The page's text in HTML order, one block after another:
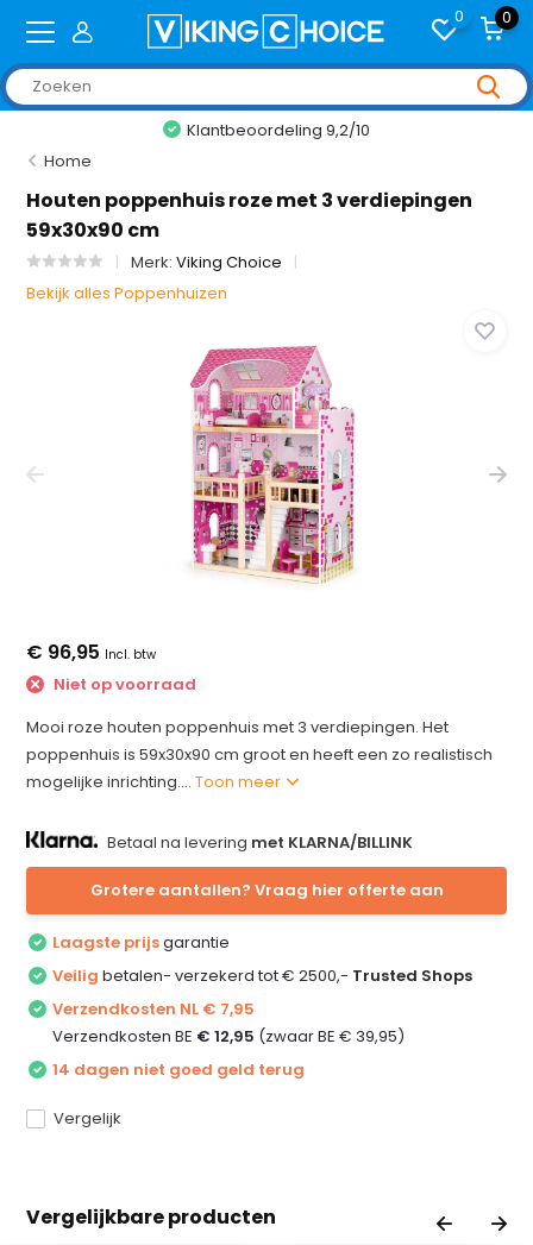
0 0
Klantbeoordeling 9,2/10
Home
Houten poppenhuis roze met 3 verdiepingen
59x30x90 cm
Merk:Viking Choice
Bekijk alles Poppenhuizen
€ 96,95 Incl. btw
Niet op voorraad
Mooi roze houten poppenhuis met 3 verdiepingen. Het
poppenhuis is 59x30x90 cm groot en heeft een zo realistisch
mogelijke inrichting....Toon meer
Betaal na levering met KLARNA/BILLINK
Grotere aantallen? Vraag hier offerte aan
Laagste prijsgarantie
Veilig betalen- verzekerd tot € 2500,- Trusted Shops
Verzendkosten NL € 7,95
Verzendkosten BE € 12,95 (zwaar BE € 39,95)
14 dagen niet goed geld terug
Vergelijk
Vergelijkbare producten